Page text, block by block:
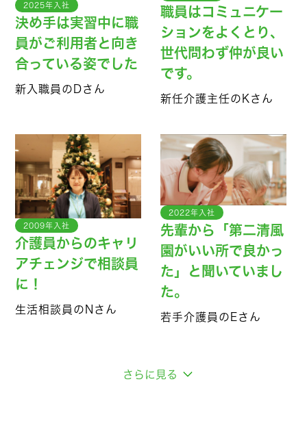
2025年入社
決め手は実習中に職
員がご利用者と向き
合っている姿でした
新入職員のDさん
職員はコミュニケー
ションをよくとり、
世代問わず仲が良い
です。
新任介護主任のKさん
2009年入社
介護員からのキャリ
アチェンジで相談員
に！
生活相談員のNさん
2022年入社
先輩から「第二清風
園がいい所で良かっ
た」と聞いていまし
た。
若手介護員のEさん
さらに見る